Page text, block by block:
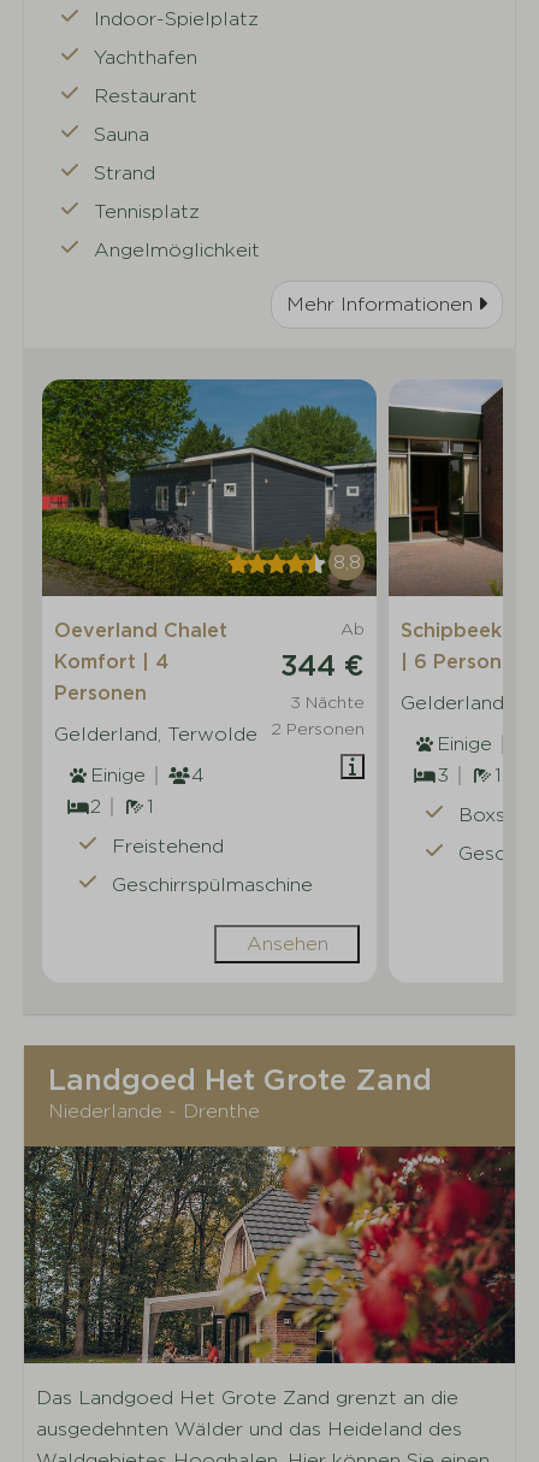
Indoor-Spielplatz
Yachthafen
Restaurant
Sauna
Strand
Tennisplatz
Angelmöglichkeit
Mehr Informationen
8,8
Ab
344 €
3 Nächte
2 Personen
Oeverland Chalet
Komfort | 4
Personen
Gelderland, Terwolde
Einige
4
2
1
Freistehend
Geschirrspülmaschine
Ansehen
Schipbeek
| 6 Personen
Gelderland,
Einige
3
1
Landgoed Het Grote Zand
Niederlande - Drenthe
Das Landgoed Het Grote Zand grenzt an die
ausgedehnten Wälder und das Heideland des